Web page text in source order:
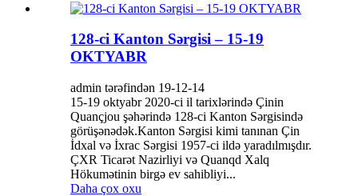
128-ci Kanton Sərgisi – 15-19
OKTYABR
admin tərəfindən 19-12-14
15-19 oktyabr 2020-ci il tarixlərində Çinin
Quançjou şəhərində 128-ci Kanton Sərgisində
görüşənədək.Kanton Sərgisi kimi tanınan Çin
İdxal və İxrac Sərgisi 1957-ci ildə yaradılmışdır.
ÇXR Ticarət Nazirliyi və Quanqd Xalq
Hökumətinin birgə ev sahibliyi...
Daha çox oxu